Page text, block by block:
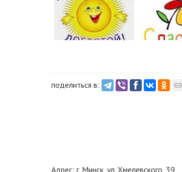
поделиться в:
Адрес: г. Минск, ул. Хмелевского, 39